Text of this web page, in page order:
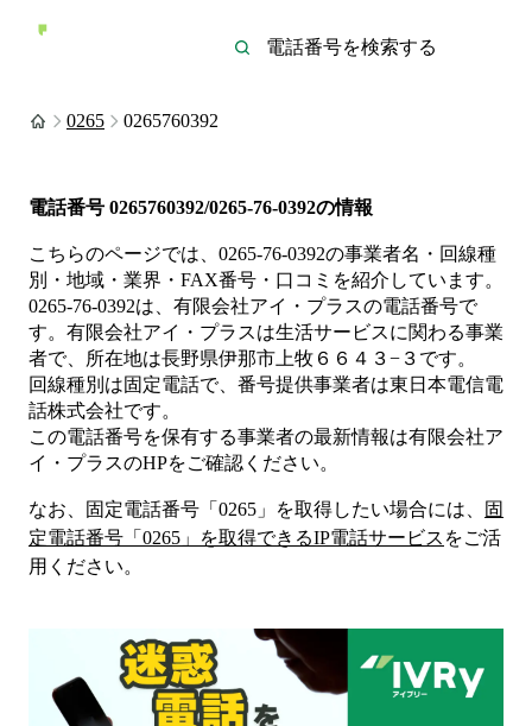
0265 0265760392
電話番号 0265760392/0265-76-0392の情報
こちらのページでは、 0265-76-0392の事業者名・回線種
別・地域・業界・FAX番号・口コミを紹介しています。
0265-76-0392は、 有限会社アイ・プラスの電話番号で
す。 有限会社アイ・プラスは生活サービスに関わる事業
者で、所在地は長野県伊那市上牧６６４３−３ です。
回線種別は固定電話で、番号提供事業者は東日本電信電
話株式会社です。
この電話番号を保有する事業者の最新情報は有限会社ア
イ・プラスのHPをご確認ください。
なお、固定電話番号「 0265 」を取得したい場合には、
固
定電話番号「 0265 」を取得できるIP電話サービス をご活
用ください。